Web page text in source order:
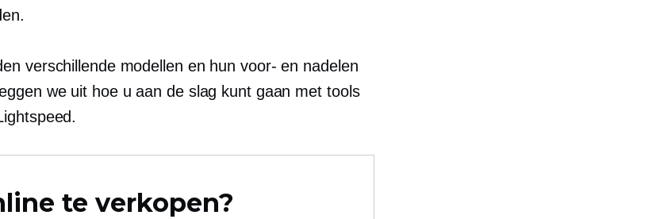
verschillende modellen en hun voor- en nadelen
we uit hoe u aan de slag kunt gaan met tools
te verkopen?